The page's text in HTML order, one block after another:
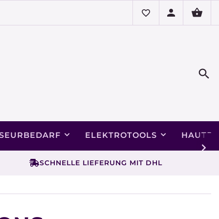
ELEKTROTOOLS
SCHNELLE LIEFERUNG MIT DHL